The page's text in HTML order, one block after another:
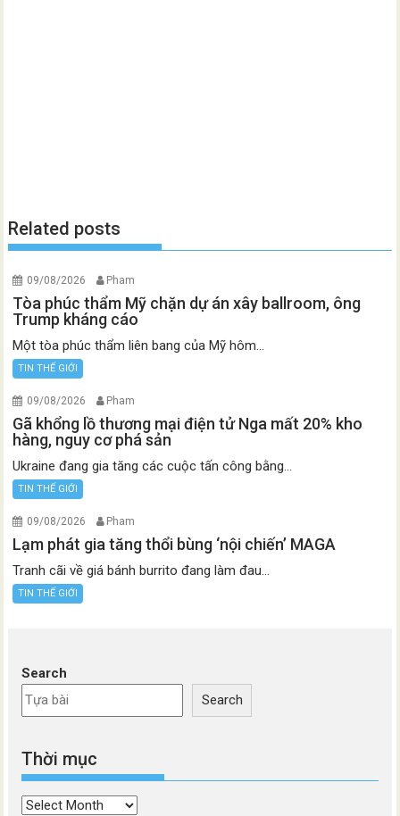
Related posts
09/08/2026 Pham
Tòa phúc thẩm Mỹ chặn dự án xây ballroom, ông
Trump kháng cáo
Một tòa phúc thẩm liên bang của Mỹ hôm...
TIN THẾ GIỚI
09/08/2026 Pham
Gã khổng lồ thương mại điện tử Nga mất 20% kho
hàng, nguy cơ phá sản
Ukraine đang gia tăng các cuộc tấn công bằng...
TIN THẾ GIỚI
09/08/2026 Pham
Lạm phát gia tăng thổi bùng ‘nội chiến’ MAGA
Tranh cãi về giá bánh burrito đang làm đau...
TIN THẾ GIỚI
Search
Search
Thời mục
Thời